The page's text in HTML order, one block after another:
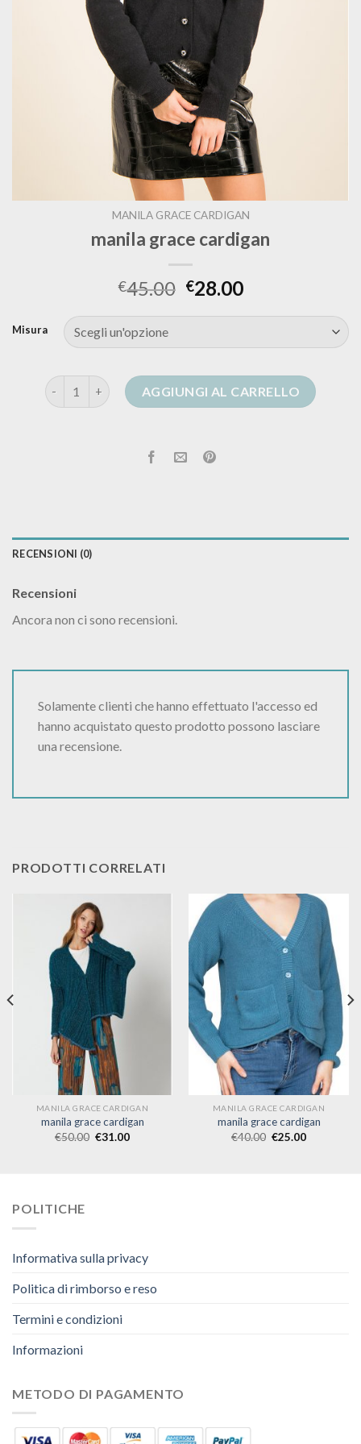
MANILA GRACE CARDIGAN
manila grace cardigan
€45.00 €28.00
Misura
manila grace cardigan quantitàAGGIUNGI AL CARRELLO
RECENSIONI (0)
Recensioni
Ancora non ci sono recensioni.
Solamente clienti che hanno effettuato l'accesso ed
hanno acquistato questo prodotto possono lasciare
una recensione.
PRODOTTI CORRELATI
MANILA GRACE CARDIGAN
manila grace cardigan
€50.00 €31.00
MANILA GRACE CARDIGAN
manila grace cardigan
€40.00 €25.00
POLITICHE
Informativa sulla privacy
Politica di rimborso e reso
Termini e condizioni
Informazioni
METODO DI PAGAMENTO